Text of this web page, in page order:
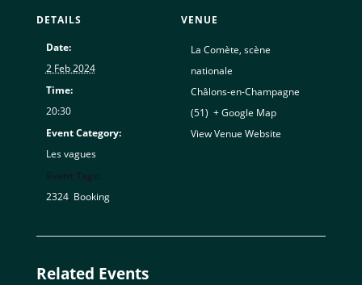
DETAILS
Date:
2 Feb 2024
Time:
20:30
Event Category:
Les vagues
2324, Booking
VENUE
La Comète, scène
nationale
Châlons-en-Champagne
(51) + Google Map
View Venue Website
Related Events